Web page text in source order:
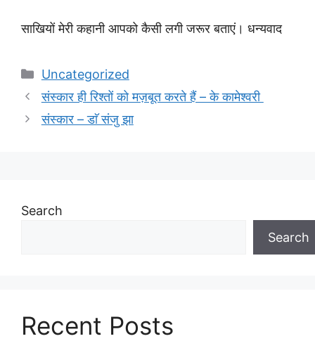
साखियों मेरी कहानी आपको कैसी लगी जरूर बताएं। धन्यवाद
Categories
Uncategorized
संस्कार ही रिश्तों को मज़बूत करते हैं – के कामेश्वरी
संस्कार – डाॅ संजु झा
Search
Search
Recent Posts